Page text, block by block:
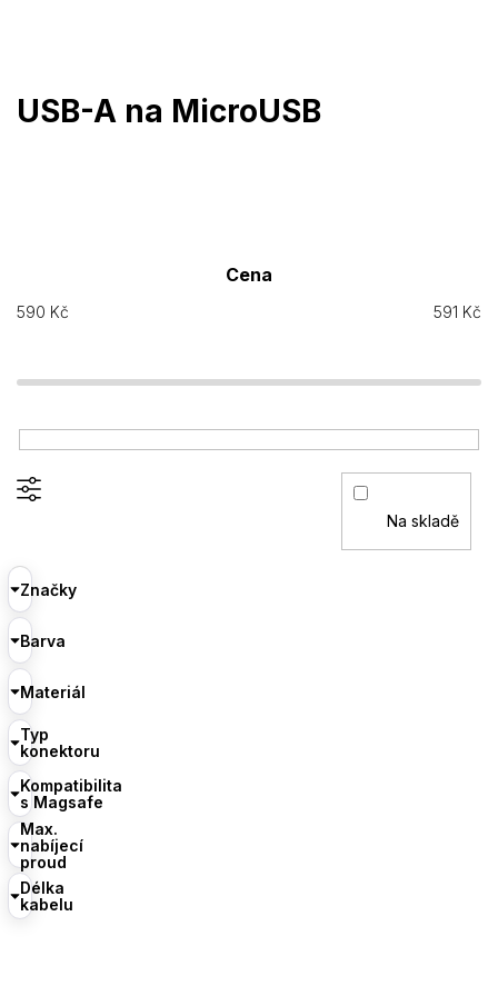
USB-A na MicroUSB
Cena
590 Kč 591 Kč
Na skladě
Značky
Barva
Materiál
Typ
konektoru
Kompatibilita
s Magsafe
Max.
nabíjecí
proud
Délka
kabelu